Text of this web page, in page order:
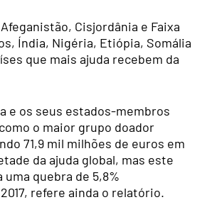
Cisjordânia e Faixa
Índia, Nigéria, Etiópia, Somália
que mais ajuda recebem da
e os seus estados-membros
o maior grupo doador
71,9 mil milhões de euros em
da ajuda global, mas este
quebra de 5,8%
refere ainda o relatório.